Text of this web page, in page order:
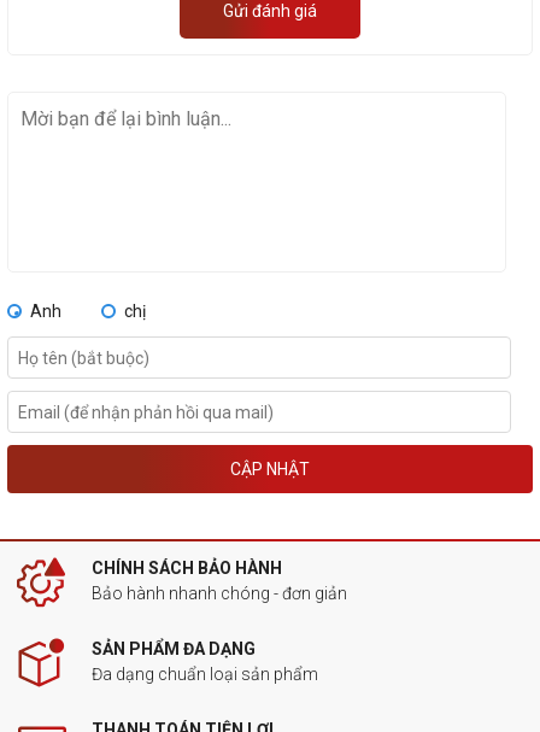
Gửi đánh giá
Anh chị
CẬP NHẬT
CHÍNH SÁCH BẢO HÀNH
Bảo hành nhanh chóng - đơn giản
SẢN PHẨM ĐA DẠNG
Đa dạng chuẩn loại sản phẩm